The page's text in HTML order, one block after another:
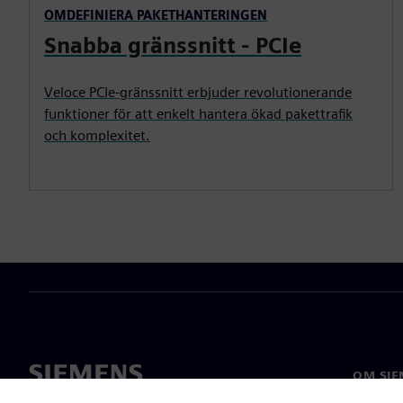
OMDEFINIERA PAKETHANTERINGEN
Snabba gränssnitt - PCIe
Veloce PCIe-gränssnitt erbjuder revolutionerande
funktioner för att enkelt hantera ökad pakettrafik
och komplexitet.
OM